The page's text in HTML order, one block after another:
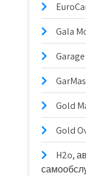
Gala
Garage
Gold
Gold
H2o,